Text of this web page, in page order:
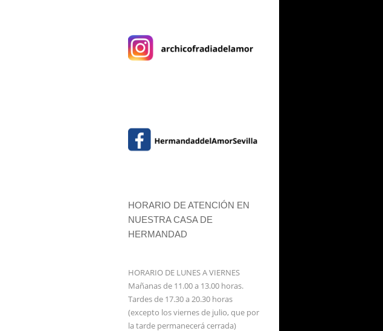
HORARIO DE ATENCIÓN EN
NUESTRA CASA DE
HERMANDAD
HORARIO DE LUNES A VIERNES
Mañanas de 11.00 a 13.00 horas.
Tardes de 17.30 a 20.30 horas
(excepto los viernes de julio, que por
la tarde permanecerá cerrada)